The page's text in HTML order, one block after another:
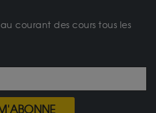
courant des cours tous les